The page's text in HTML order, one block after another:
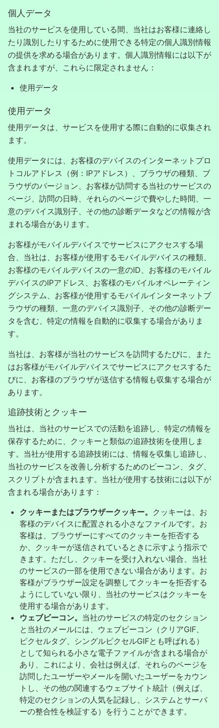
個人データ
当社のサービスを使用している間、当社はお客様に連絡し
たり識別したりするために使用できる特定の個人識別情報
の提供を求める場合があります。個人識別情報には以下が
含まれますが、これらに限定されません：
使用データ
使用データ
使用データは、サービスを使用する際に自動的に収集され
ます。
使用データには、お客様のデバイスのインターネットプロ
トコルアドレス（例：IPアドレス）、ブラウザの種類、ブ
ラウザのバージョン、お客様が訪問する当社のサービスの
ページ、訪問の日時、それらのページで費やした時間、一
意のデバイス識別子、その他の診断データなどの情報が含
まれる場合があります。
お客様がモバイルデバイスでサービスにアクセスする場
合、当社は、お客様が使用するモバイルデバイスの種類、
お客様のモバイルデバイスの一意のID、お客様のモバイル
デバイスのIPアドレス、お客様のモバイルオペレーティン
グシステム、お客様が使用するモバイルインターネットブ
ラウザの種類、一意のデバイス識別子、その他の診断デー
タを含む、特定の情報を自動的に収集する場合がありま
す。
当社は、お客様が当社のサービスを訪問するたびに、また
はお客様がモバイルデバイスでサービスにアクセスするた
びに、お客様のブラウザが送信する情報も収集する場合が
あります。
追跡技術とクッキー
当社は、当社のサービスでの活動を追跡し、特定の情報を
保存するために、クッキーと類似の追跡技術を使用しま
す。当社が使用する追跡技術には、情報を収集し追跡し、
当社のサービスを改善し分析するためのビーコン、タグ、
スクリプトが含まれます。当社が使用する技術には以下が
含まれる場合があります：
クッキーまたはブラウザークッキー。 クッキーは、お
客様のデバイスに配置される小さなファイルです。お
客様は、ブラウザーにすべてのクッキーを拒否する
か、クッキーが送信されているときに示すよう指示で
きます。ただし、クッキーを受け入れない場合、当社
のサービスの一部を使用できない場合があります。お
客様がブラウザー設定を調整してクッキーを拒否する
ようにしていない限り、当社のサービスはクッキーを
使用する場合があります。
ウェブビーコン。 当社のサービスの特定のセクション
と当社のメールには、ウェブビーコン（クリアGIF、
ピクセルタグ、シングルピクセルGIFとも呼ばれる）
として知られる小さな電子ファイルが含まれる場合が
あり、これにより、会社は例えば、それらのページを
訪問したユーザーやメールを開いたユーザーをカウン
トし、その他の関連するウェブサイト統計（例えば、
特定のセクションの人気を記録し、システムとサーバ
ーの整合性を検証する）を行うことができます。